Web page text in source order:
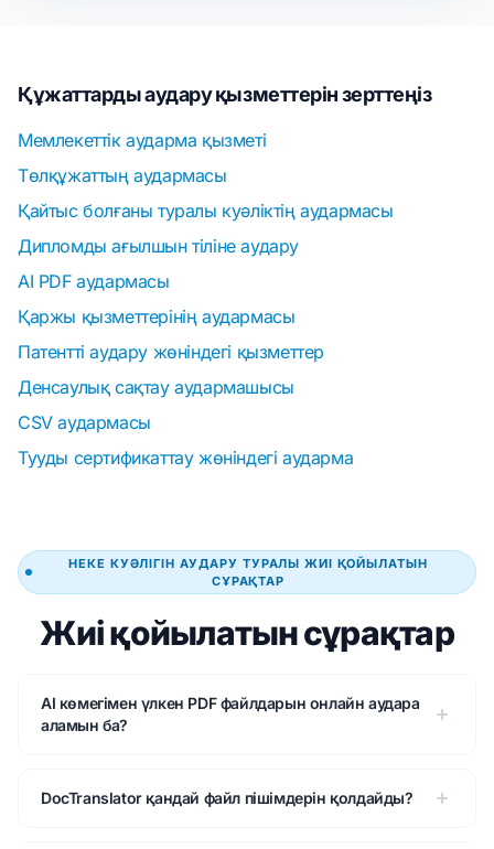
Құжаттарды аудару қызметтерін зерттеңіз
Мемлекеттік аударма қызметі
Төлқұжаттың аудармасы
Қайтыс болғаны туралы куәліктің аудармасы
Дипломды ағылшын тіліне аудару
AI PDF аудармасы
Қаржы қызметтерінің аудармасы
Патентті аудару жөніндегі қызметтер
Денсаулық сақтау аудармашысы
CSV аудармасы
Тууды сертификаттау жөніндегі аударма
НЕКЕ КУӘЛІГІН АУДАРУ ТУРАЛЫ ЖИІ ҚОЙЫЛАТЫН
СҰРАҚТАР
Жиі қойылатын сұрақтар
AI көмегімен үлкен PDF файлдарын онлайн аудара
аламын ба?
DocTranslator қандай файл пішімдерін қолдайды?